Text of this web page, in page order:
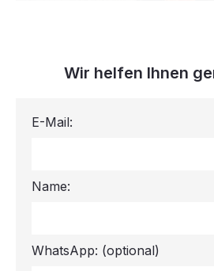
Wir helfen Ihnen
E-Mail:
Name:
WhatsApp: (optional)